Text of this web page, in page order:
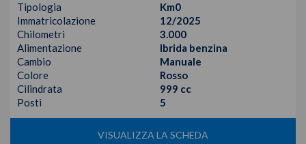
Tipologia
Km0
Immatricolazione
12/2025
Chilometri
3.000
Alimentazione
Ibrida benzina
Cambio
Manuale
Colore
Rosso
Cilindrata
999 cc
Posti
5
VISUALIZZA LA SCHEDA